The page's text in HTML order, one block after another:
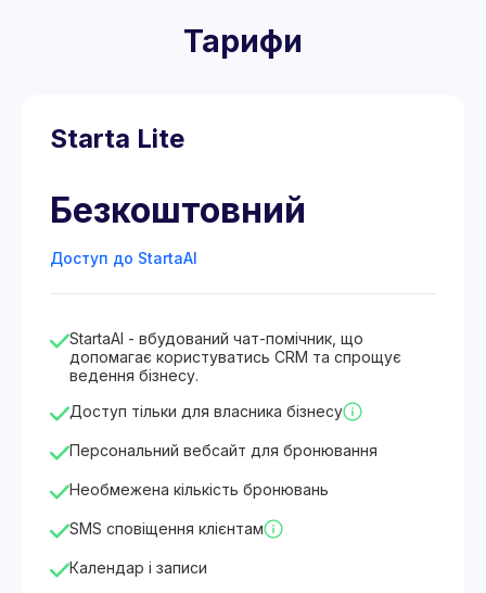
Тарифи
Starta Lite
Безкоштовний
Доступ до StartaAI
StartaAI - вбудований чат-помічник, що
допомагає користуватись CRM та спрощує
ведення бізнесу.
Доступ тільки для власника бізнесу
Персональний вебсайт для бронювання
Необмежена кількість бронювань
SMS сповіщення клієнтам
Календар і записи